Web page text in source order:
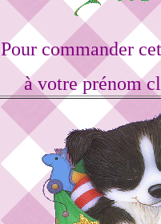
Pour commander
à votre prénom